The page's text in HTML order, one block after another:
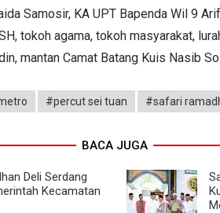
Samosir, KA UPT Bapenda Wil 9
tokoh agama, tokoh masyarakat,
mantan Camat Batang Kuis Nasib
#percut sei tuan #safari
BACA JUGA
Deli Serdang
Kecamatan